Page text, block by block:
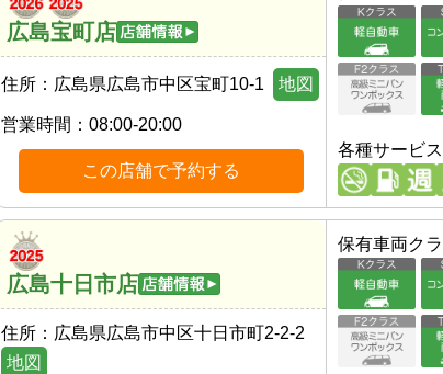
広島宝町店
住所： 広島県広島市中区宝町10-1 地図
営業時間： 08:00-20:00
この店舗で予約する
各種サービス
広島十日市店
住所： 広島県広島市中区十日市町2-2-2
地図
保有車両ク